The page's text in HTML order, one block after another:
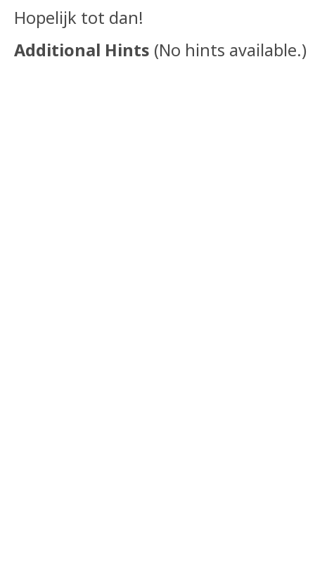
Hopelijk tot dan!
Additional Hints (No hints available.)